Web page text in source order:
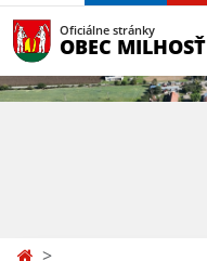
Oficiálne stránky
OBEC MILHOSŤ